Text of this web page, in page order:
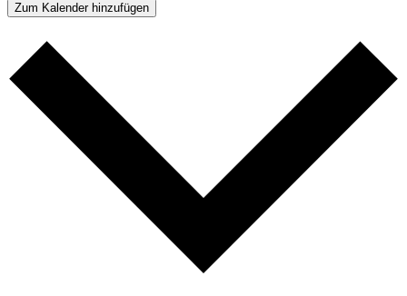
Zum Kalender hinzufügen